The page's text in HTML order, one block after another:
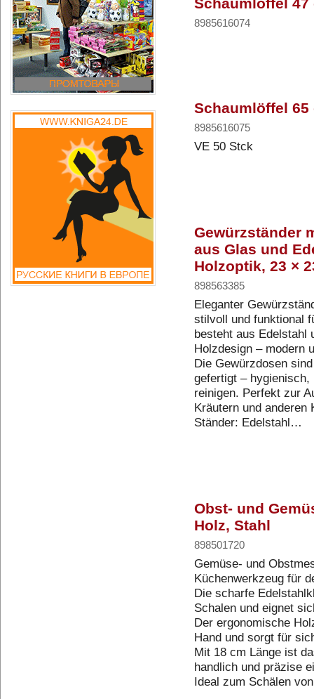
Schaumlöffel
8985616074
Schaumlöffel
8985616075
VE 50 Stck
Gewürzständer
aus Glas und
Holzoptik, 23 ×
898563385
Eleganter
stilvoll und funktional
besteht aus Edelstahl
Holzdesign – modern
Die Gewürzdosen
gefertigt –
reinigen. Perfekt zur
Kräutern und anderen
Ständer: Edelstahl…
Obst- und
Holz, Stahl
898501720
Gemüse- und
Küchenwerkzeug für
Die scharfe
Schalen und eignet
Der ergonomische
Hand und sorgt für
Mit 18 cm Länge ist
handlich und präzise
Ideal zum Schälen